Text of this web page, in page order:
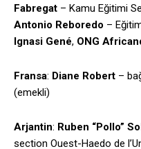
Fabregat – Kamu Eğitimi
Antonio Reboredo –
Ignasi Gené, ONG
Fransa: Diane Robert –
(emekli)
Arjantin: Ruben “Pollo”
section Ouest-Haedo de